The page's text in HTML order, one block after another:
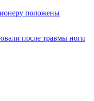
положены
после травмы ноги